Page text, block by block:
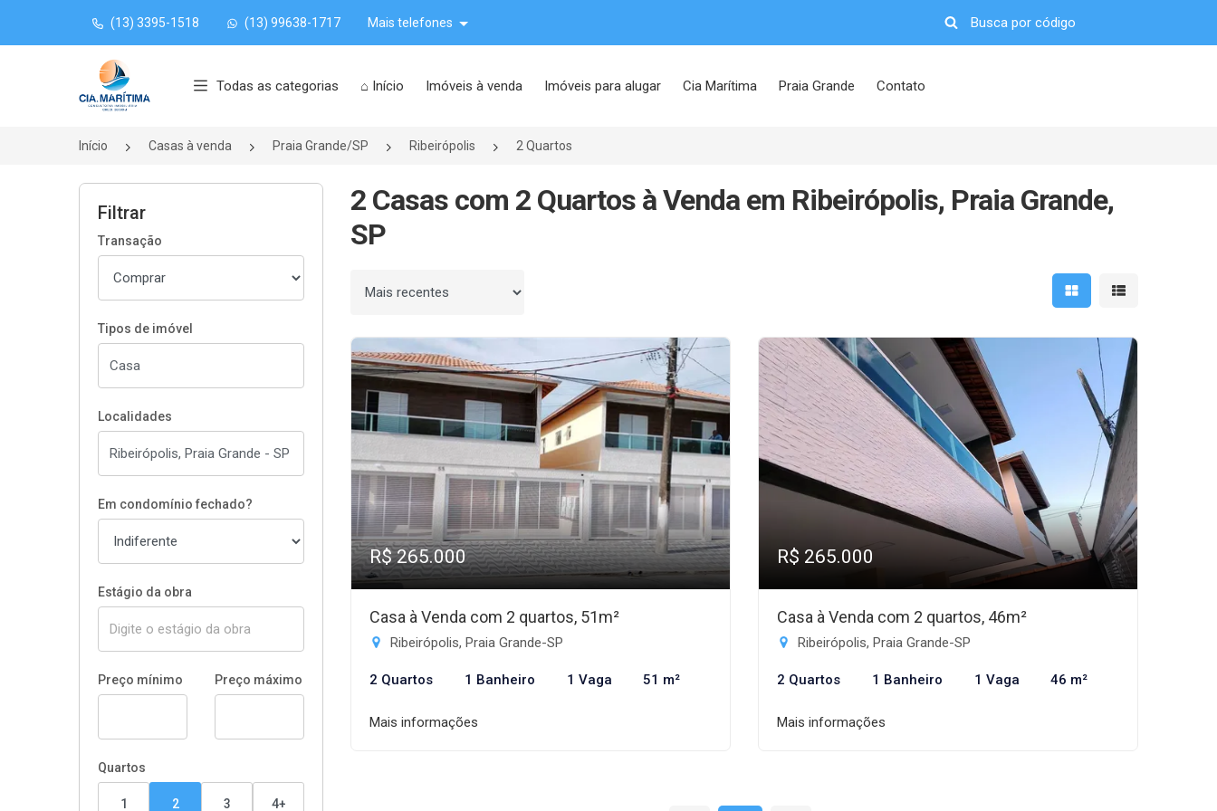
(13) 3395-1518 (13) 99638-1717 Mais telefones
Página inicial
Todas as categorias ⌂ Início Imóveis à venda Imóveis para alugar Cia Marítima Praia Grande Contato
Início Casas à venda Praia Grande/SP Ribeirópolis 2 Quartos
Filtrar
Transação
Tipos de imóvel
Localidades
Em condomínio fechado?
Estágio da obra
Preço mínimo Preço máximo
Quartos
1 2 3 4+
2 Casas com 2 Quartos à Venda em Ribeirópolis, Praia Grande,
SP
Ordenar por Mostrar resultados em
Mostrar
R$ 265.000
Casa à Venda com 2 quartos, 51m²
Ribeirópolis, Praia Grande-SP
2 Quartos 1 Banheiro 1 Vaga 51 m²
Mais informações
R$ 265.000
Casa à Venda com 2 quartos, 46m²
Ribeirópolis, Praia Grande-SP
2 Quartos 1 Banheiro 1 Vaga 46 m²
Mais informações